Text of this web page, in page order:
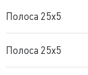
Полоса 25x5
Полоса 25x5